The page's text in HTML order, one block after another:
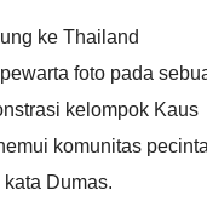
ke Thailand
foto pada
kelompok Kaus
komunitas
Dumas.